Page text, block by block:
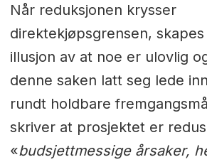
Når reduksjonen krysser
direktekjøpsgrensen,
illusjon av at noe er ulovlig
denne saken latt seg lede
rundt holdbare
skriver at prosjektet er
«budsjettmessige årsaker,